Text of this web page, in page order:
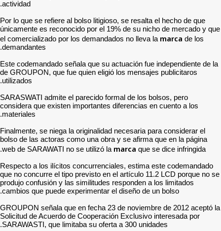
Por lo que se refiere al
únicamente es reconocido
el comercializado por los
Este codemandado
de GROUPON, que fue
SARASWATI admite el
considera que existen
Finalmente, se niega la
bolso de las actoras como
web de SARAWATI no se
Respecto a los ilícitos
que no concurre el tipo
produjo confusión y las
cambios que puede
GROUPON señala que
Solicitud de Acuerdo de
SARAWASTI, que